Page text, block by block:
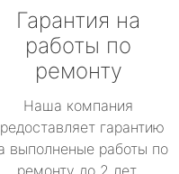
Гарантия на
работы по
ремонту
Наша компания
гарантию
выполненые работы по
ремонту до 2 лет.